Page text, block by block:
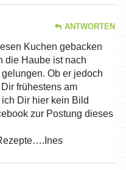
ANTWORTEN
Kuchen gebacken
die Haube ist nach
Ob er jedoch
frühestens am
Dir hier kein Bild
zur Postung dieses